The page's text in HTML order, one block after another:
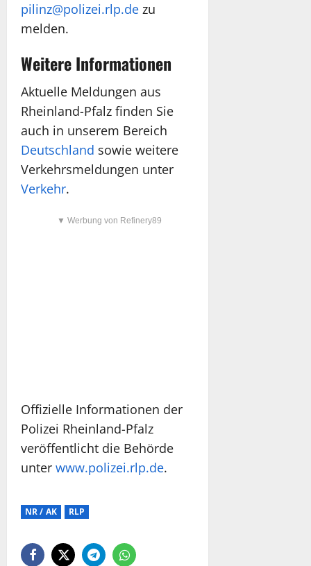
pilinz@polizei.rlp.de zu
melden.
Weitere Informationen
Aktuelle Meldungen aus
Rheinland-Pfalz finden Sie
auch in unserem Bereich
Deutschland sowie weitere
Verkehrsmeldungen unter
Verkehr.
▼ Werbung von Refinery89
Offizielle Informationen der
Polizei Rheinland-Pfalz
veröffentlicht die Behörde
unter www.polizei.rlp.de.
NR / AK RLP